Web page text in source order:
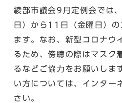
綾部市議会9月定例会では
日）から11日（金曜日）
ます。なお、新型コロナウ
るため、傍聴の際はマスク
るなどご協力をお願いしま
い方については、インター
さい。